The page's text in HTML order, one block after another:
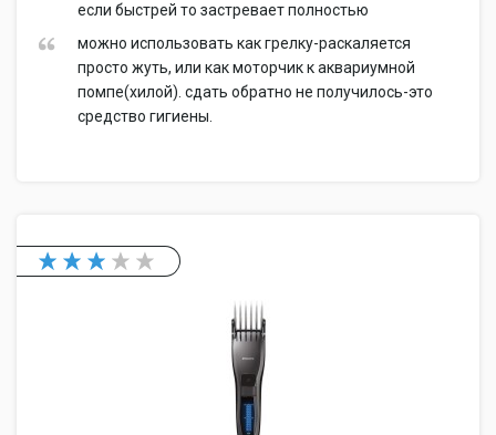
если быстрей то застревает полностью
можно использовать как грелку-раскаляется
просто жуть, или как моторчик к аквариумной
помпе(хилой). сдать обратно не получилось-это
средство гигиены.